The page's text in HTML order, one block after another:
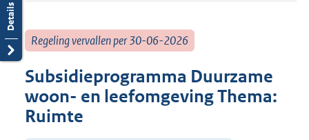
Regeling vervallen per 30-06-2026
Subsidieprogramma Duurzame
woon- en leefomgeving Thema:
Ruimte